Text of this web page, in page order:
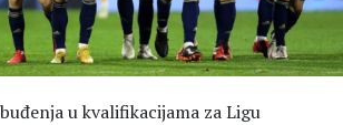
u kvalifikacijama za Ligu